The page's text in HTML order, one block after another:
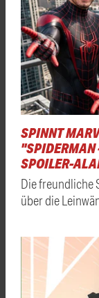
SPINNT
"SPIDERMAN
SPOILER-
Die freundliche
über die